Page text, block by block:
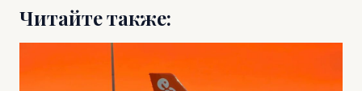
Читайте также: